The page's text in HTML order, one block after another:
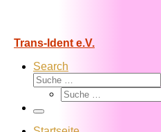
Trans-Ident e.V.
Search
Suche
Suche
Menü